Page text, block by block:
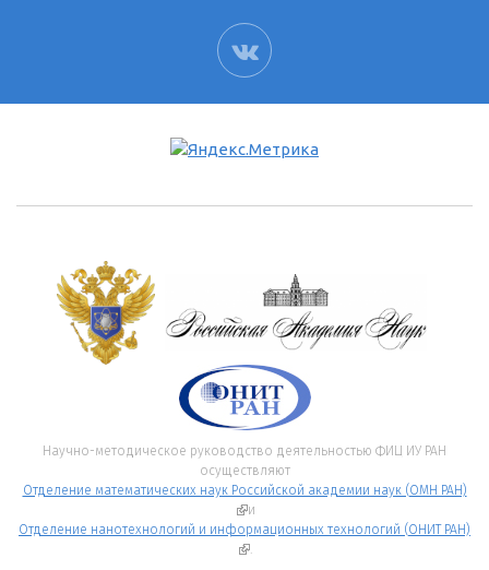
ВК
Научно-методическое руководство деятельностью ФИЦ ИУ РАН
осуществляют
Отделение математических наук Российской академии наук (ОМН РАН)
(внешняя ссылка)
и
Отделение нанотехнологий и информационных технологий (ОНИТ РАН)
(внешняя ссылка)